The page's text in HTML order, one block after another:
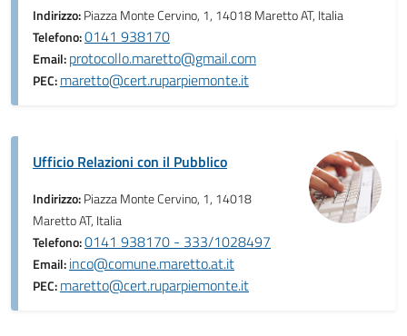
Indirizzo:Piazza Monte Cervino, 1, 14018 Maretto AT, Italia
Telefono:0141 938170
Email:protocollo.maretto@gmail.com
PEC:maretto@cert.ruparpiemonte.it
Ufficio Relazioni con il Pubblico
Indirizzo:Piazza Monte Cervino, 1, 14018
Maretto AT, Italia
Telefono:0141 938170 - 333/1028497
Email:inco@comune.maretto.at.it
PEC:maretto@cert.ruparpiemonte.it